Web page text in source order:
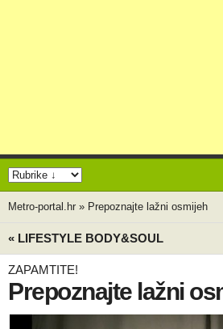
Metro-portal.hr » Prepoznajte lažni osmijeh
« LIFESTYLE BODY&SOUL
ZAPAMTITE!
Prepoznajte lažni